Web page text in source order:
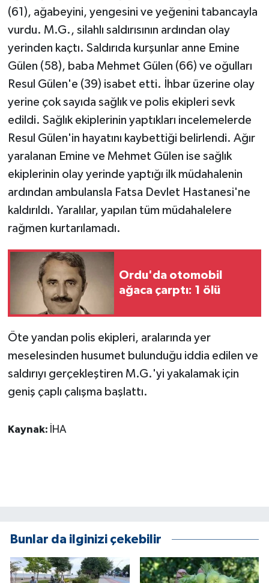
(61), ağabeyini, yengesini ve yeğenini tabancayla
vurdu. M.G., silahlı saldırısının ardından olay
yerinden kaçtı. Saldırıda kurşunlar anne Emine
Gülen (58), baba Mehmet Gülen (66) ve oğulları
Resul Gülen'e (39) isabet etti. İhbar üzerine olay
yerine çok sayıda sağlık ve polis ekipleri sevk
edildi. Sağlık ekiplerinin yaptıkları incelemelerde
Resul Gülen'in hayatını kaybettiği belirlendi. Ağır
yaralanan Emine ve Mehmet Gülen ise sağlık
ekiplerinin olay yerinde yaptığı ilk müdahalenin
ardından ambulansla Fatsa Devlet Hastanesi'ne
kaldırıldı. Yaralılar, yapılan tüm müdahalelere
rağmen kurtarılamadı.
Ordu'da otomobil
ağaca çarptı: 1 ölü
Öte yandan polis ekipleri, aralarında yer
meselesinden husumet bulunduğu iddia edilen ve
saldırıyı gerçekleştiren M.G.'yi yakalamak için
geniş çaplı çalışma başlattı.
Kaynak: İHA
Bunlar da ilginizi çekebilir
HABERDE İNSAN
İş Dünyası
Jandarma
Kadın
KÜLTÜR SANAT
MAGAZİN
Otomobil
POLİTİKA
Sağlık
SİYASET
SPOR HABERLERİ
TEKNOLOJİ
ÜLKE GÜNDEMİ